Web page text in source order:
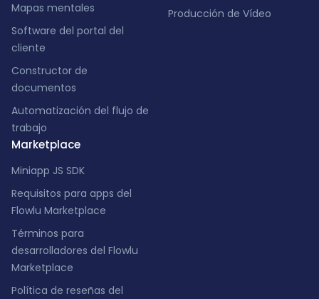
Mapas mentales
Software del portal del
cliente
Constructor de
documentos
Automatización del flujo de
trabajo
Marketplace
Miniapp JS SDK
Requisitos para apps del
Flowlu Marketplace
Términos para
desarrolladores del Flowlu
Marketplace
Política de reseñas del
Producción de Vídeo